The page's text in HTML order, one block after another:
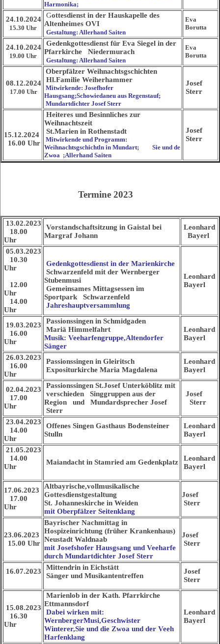
Harmonika;
24.10.2024
15.30 Uhr
Gottesdienst in der Hauskapelle des
Altenheimes OVI
Gestaltung: Allerhand Saiten
Eva
Borutta
24.10.2024
19.00 Uhr
Gedenkgottesdienst für Eva Siegel in der
Pfarrkirche Niedermurach
Gestaltung: Allerhand Saiten
Eva
Borutta
08.12.2024
17.00 Uhr
Oberpfälzer Weihnachtsgschichten
Hl.Familie Weiherhammer
Mitwirkende: Josefhofer
Hausgsang;Schowiedaneu aus Regenstauf;
Mundartdichter Josef Sterr
Josef
Sterr
15.12.2024
16.00 Uhr
Heiteres und Besinnliches zur
Weihnachtszeit
St.Marien in Rothenstadt
Mitwirkende und Programm:
Weihnachtsgschichtln in Mundart; Sie und de
Zwoa ;Allerhand Saiten
Josef
Sterr
Termine 2023
13.02.2023
18.00
Uhr
Vorstandschaftsitzung in Gaistal bei
Margraf Johann
Leonhard
Bayerl
05.03.2023
10.30
Uhr
12.00
Uhr
14.00
Uhr
Gedenkgottesdienst in der Marienkirche
Schwarzenfeld mit der Wernberger
Stubenmusi
Gemeinsames Mittagsessen im
Sportpark
Schwarzenfeld
Jahreshauptversammlung
Leonhard
Bayerl
19.03.2023
16.00
Uhr
Passionssingen in Schmidgaden
Mariä Himmelfahrt
Musik: Veeharfengruppe,Altendorfer
Sänger
Leonhard
Bayerl
26.03.2023
16.00
Uhr
Passionssingen in Gleiritsch
Expositurkirche Maria Magdalena
Leonhard
Bayerl
02.04.2023
17.00
Uhr
Passionssingen St.Josef Unterköblitz mit
verschieden Singgruppen aus der
Region und Mundardsprecher Josef
Sterr
Josef
Sterr
23.04.2023
14.00
Uhr
Offenes Singen Gasthaus Bodensteiner
Stulln
Leonhard
Bayerl
21.05.2023
14.00
Uhr
Maiandacht in Stamried am Gedenkplatz
Leonhard
Bayerl
17.06.2023
17.00
Uhr
Altbayrische,vollmusikalische
Gottesdienstgestaltung
St. Johanneskirche in Weiden
mit Oberpfälzer Seitenklang
Josef
Sterr
23.06.2023
15.00 Uhr
Bayrischer Nachmittag in
Hospizeinrichtung (früher Krankenhaus)
Neustadt Waldnaab
mit Josefshofer Hausgsang und Veeharfe
durch Mundartdichter Josef Sterr
Josef
Sterr
16.07.2023
Mittendrin in Eichstätt
Sänger und Musikantentreffen
Josef
Sterr
15.08.2023
16.30
Uhr
Marienlob in der Kath. Pfarrkirche
Ettmannsdorf
Dabei wirken mit:
WernbergerMusi,Geschwister
Winterer,Sie und die Zwoa und der Veeh
Harfenklang
Leonhard
Bayerl